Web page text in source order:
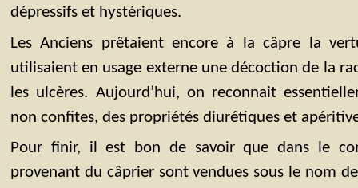
dépressifs et hystériques.
Les Anciens prêtaient encore à la câpre la
utilisaient en usage externe une décoction de la
les ulcères. Aujourd’hui, on reconnait
non confites, des propriétés diurétiques et
Pour finir, il est bon de savoir que dans le
provenant du câprier sont vendues sous le nom